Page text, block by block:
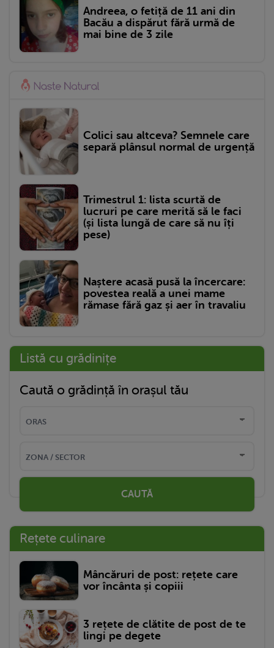
Andreea, o fetiță de 11 ani din
Bacău a dispărut fără urmă de
mai bine de 3 zile
Colici sau altceva? Semnele care
separă plânsul normal de urgență
Trimestrul 1: lista scurtă de
lucruri pe care merită să le faci
(și lista lungă de care să nu îți
pese)
Naștere acasă pusă la încercare:
povestea reală a unei mame
rămase fără gaz și aer în travaliu
Listă cu grădinițe
Caută o grădință în orașul tău
CAUTĂ
Rețete culinare
Mâncăruri de post: rețete care
vor încânta și copiii
3 rețete de clătite de post de te
lingi pe degete